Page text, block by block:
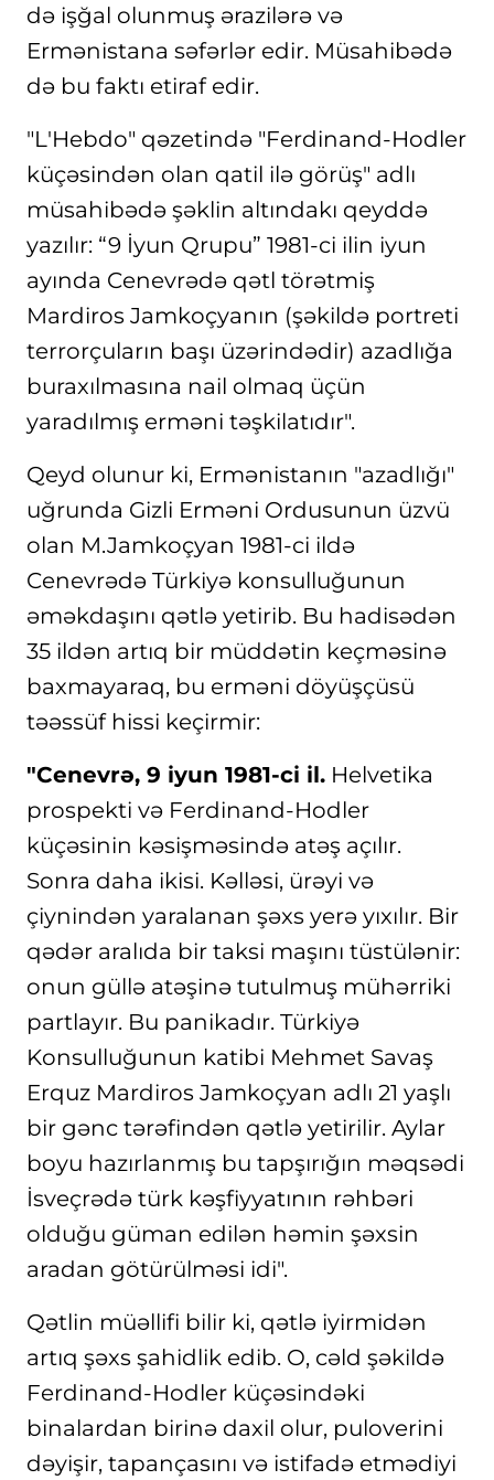
də işğal olunmuş ərazilərə və
Ermənistana səfərlər edir. Müsahibədə
də bu faktı etiraf edir.
"L'Hebdo" qəzetində "Ferdinand-Hodler
küçəsindən olan qatil ilə görüş" adlı
müsahibədə şəklin altındakı qeyddə
yazılır: “9 İyun Qrupu” 1981-ci ilin iyun
ayında Cenevrədə qətl törətmiş
Mardiros Jamkoçyanın (şəkildə portreti
terrorçuların başı üzərindədir) azadlığa
buraxılmasına nail olmaq üçün
yaradılmış erməni təşkilatıdır".
Qeyd olunur ki, Ermənistanın "azadlığı"
uğrunda Gizli Erməni Ordusunun üzvü
olan M.Jamkoçyan 1981-ci ildə
Cenevrədə Türkiyə konsulluğunun
əməkdaşını qətlə yetirib. Bu hadisədən
35 ildən artıq bir müddətin keçməsinə
baxmayaraq, bu erməni döyüşçüsü
təəssüf hissi keçirmir:
"Cenevrə, 9 iyun 1981-ci il. Helvetika
prospekti və Ferdinand-Hodler
küçəsinin kəsişməsində atəş açılır.
Sonra daha ikisi. Kəlləsi, ürəyi və
çiynindən yaralanan şəxs yerə yıxılır. Bir
qədər aralıda bir taksi maşını tüstülənir:
onun güllə atəşinə tutulmuş mühərriki
partlayır. Bu panikadır. Türkiyə
Konsulluğunun katibi Mehmet Savaş
Erquz Mardiros Jamkoçyan adlı 21 yaşlı
bir gənc tərəfindən qətlə yetirilir. Aylar
boyu hazırlanmış bu tapşırığın məqsədi
İsveçrədə türk kəşfiyyatının rəhbəri
olduğu güman edilən həmin şəxsin
aradan götürülməsi idi".
Qətlin müəllifi bilir ki, qətlə iyirmidən
artıq şəxs şahidlik edib. O, cəld şəkildə
Ferdinand-Hodler küçəsindəki
binalardan birinə daxil olur, puloverini
dəyişir, tapançasını və istifadə etmədiyi